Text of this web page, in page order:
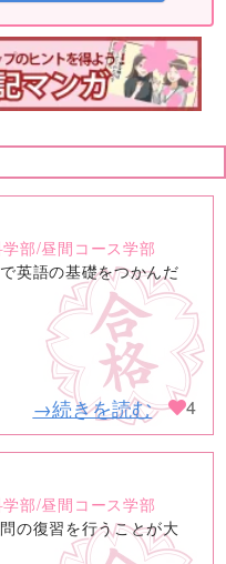
部/昼間コース学部
英語の基礎をつかんだ
→続きを読む 4
部/昼間コース学部
の復習を行うことが大